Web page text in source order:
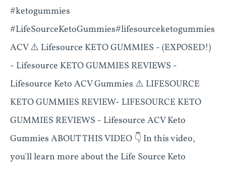
#ketogummies
#LifeSourceKetoGummies#lifesourceketogummies
ACV ⚠️ Lifesource KETO GUMMIES - (EXPOSED!)
- Lifesource KETO GUMMIES REVIEWS -
Lifesource Keto ACV Gummies ⚠️ LIFESOURCE
KETO GUMMIES REVIEW- LIFESOURCE KETO
GUMMIES REVIEWS - Lifesource ACV Keto
Gummies ABOUT THIS VIDEO 👇 In this video,
you'll learn more about the Life Source Keto